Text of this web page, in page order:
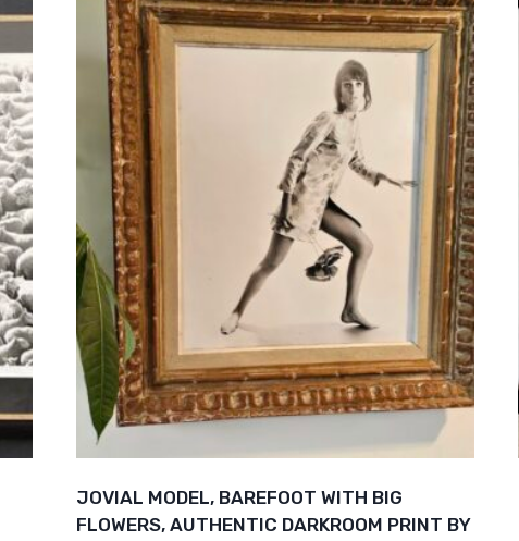
JOVIAL MODEL, BAREFOOT WITH BIG
FLOWERS, AUTHENTIC DARKROOM PRINT BY